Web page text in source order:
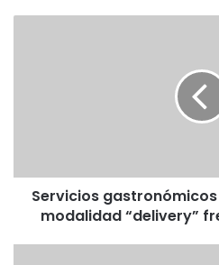
we bo
s
Servicios
modalidad “delivery”